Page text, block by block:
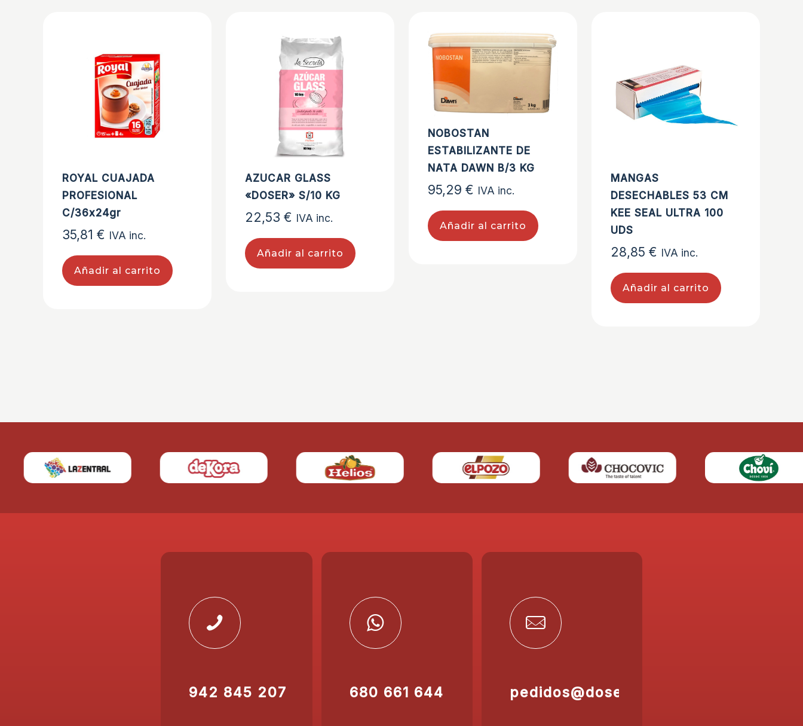
ROYAL CUAJADA
PROFESIONAL
C/36x24gr
35,81€ IVA inc.
Añadir al carrito
AZUCAR GLASS
«DOSER» S/10 KG
22,53€ IVA inc.
Añadir al carrito
NOBOSTAN
ESTABILIZANTE DE
NATA DAWN B/3 KG
95,29€ IVA inc.
Añadir al carrito
MANGAS
DESECHABLES 53 CM
KEE SEAL ULTRA 100
UDS
28,85€ IVA inc.
Añadir al carrito
942 845 207 680 661 644 pedidos@doser.es